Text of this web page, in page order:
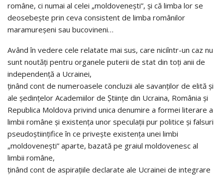
române, ci numai al celei „moldoveneşti”, şi că limba lor se
deosebeşte prin ceva consistent de limba românilor
maramureşeni sau bucovineni…
Având în vedere cele relatate mai sus, care niciîntr-un caz nu
sunt noutăţi pentru organele puterii de stat din toţi anii de
independenţă a Ucrainei,
ţinând cont de numeroasele concluzii ale savanţilor de elită şi
ale şedinţelor Academiilor de Ştiinţe din Ucraina, România şi
Republica Moldova privind unica denumire a formei literare a
limbii române şi existenţa unor speculaţii pur politice şi falsuri
pseudoştiinţifice în ce priveşte existenţa unei limbi
„moldoveneşti” aparte, bazată pe graiul moldovenesc al
limbii române,
ţinând cont de aspiraţiile declarate ale Ucrainei de integrare